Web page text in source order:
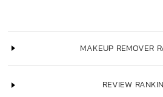
MAKEUP REMOVER
REVIEW